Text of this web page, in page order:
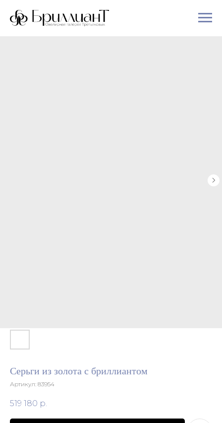
Серьги из золота с бриллиантом
Артикул: 83954
519 180 р.